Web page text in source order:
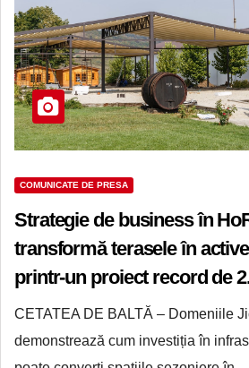
COMUNICATE DE PRESA
Strategie de business în
transformă terasele în
printr-un proiect record de
cu Sun Leader
CETATEA DE BALTĂ – Domeniile
demonstrează cum investiția în